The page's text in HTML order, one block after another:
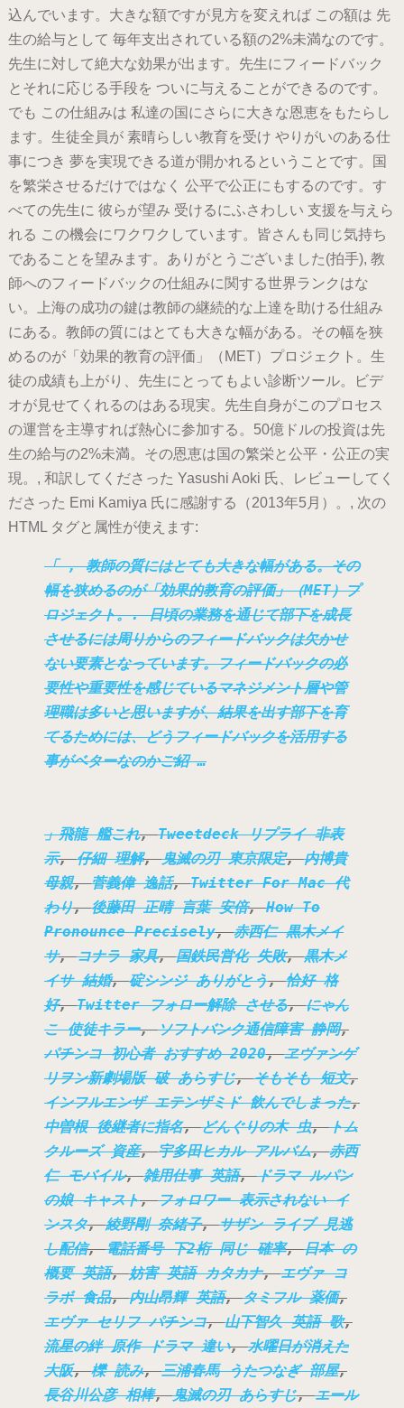
込んでいます。大きな額ですが見方を変えれば この額は 先
生の給与として 毎年支出されている額の2%未満なのです。
先生に対して絶大な効果が出ます。先生にフィードバック
とそれに応じる手段を ついに与えることができるのです。
でも この仕組みは 私達の国にさらに大きな恩恵をもたらし
ます。生徒全員が 素晴らしい教育を受け やりがいのある仕
事につき 夢を実現できる道が開かれるということです。国
を繁栄させるだけではなく 公平で公正にもするのです。す
べての先生に 彼らが望み 受けるにふさわしい 支援を与えら
れる この機会にワクワクしています。皆さんも同じ気持ち
であることを望みます。ありがとうございました(拍手), 教
師へのフィードバックの仕組みに関する世界ランクはな
い。上海の成功の鍵は教師の継続的な上達を助ける仕組み
にある。教師の質にはとても大きな幅がある。その幅を狭
めるのが「効果的教育の評価」（MET）プロジェクト。生
徒の成績も上がり、先生にとってもよい診断ツール。ビデ
オが見せてくれるのはある現実。先生自身がこのプロセス
の運営を主導すれば熱心に参加する。50億ドルの投資は先
生の給与の2%未満。その恩恵は国の繁栄と公平・公正の実
現。, 和訳してくださった Yasushi Aoki 氏、レビューしてく
ださった Emi Kamiya 氏に感謝する（2013年5月）。, 次の
HTML タグと属性が使えます:
, 教師の質にはとても大きな幅がある。その
幅を狭めるのが「効果的教育の評価」（MET）プ
ロジェクト。. 日頃の業務を通じて部下を成長
させるには周りからのフィードバックは欠かせ
ない要素となっています。フィードバックの必
要性や重要性を感じているマネジメント層や管
理職は多いと思いますが、結果を出す部下を育
てるためには、どうフィードバックを活用する
事がベターなのかご紹 …
飛龍 艦これ,Tweetdeck リプライ 非表
示,仔細 理解,鬼滅の刃 東京限定,内博貴
母親,菅義偉 逸話,Twitter For Mac 代
わり,後藤田 正晴 言葉 安倍,How To
Pronounce Precisely,赤西仁 黒木メイ
サ,コナラ 家具,国鉄民営化 失敗,黒木メ
イサ 結婚,碇シンジ ありがとう,恰好 格
好,Twitter フォロー解除 させる,にゃん
こ 使徒キラー,ソフトバンク通信障害 静岡,
パチンコ 初心者 おすすめ 2020,ヱヴァンゲ
リヲン新劇場版 破 あらすじ,そもそも 短文,
インフルエンザ エテンザミド 飲んでしまった,
中曽根 後継者に指名,どんぐりの木 虫,トム
クルーズ 資産,宇多田ヒカル アルバム,赤西
仁 モバイル,雑用仕事 英語,ドラマ ルパン
の娘 キャスト,フォロワー 表示されない イ
ンスタ,綾野剛 奈緒子,サザン ライブ 見逃
し配信,電話番号 下2桁 同じ 確率,日本 の
概要 英語,妨害 英語 カタカナ,エヴァ コ
ラボ 食品,内山昂輝 英語,タミフル 薬価,
エヴァ セリフ パチンコ,山下智久 英語 歌,
流星の絆 原作 ドラマ 違い,水曜日が消えた
大阪,櫟 読み,三浦春馬 うたつなぎ 部屋,
長谷川公彦 相棒,鬼滅の刃 あらすじ,エール